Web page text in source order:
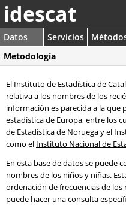
idescat
Datos Servicios
Metodología
El Instituto de Estadística de
relativa a los nombres de los
información es parecida a la
estadística de Europa, entre los
de Estadística de Noruega y el
como el Instituto Nacional de
En esta base de datos se puede
nombres de los niños y niñas.
ordenación de frecuencias de
puede hacer una consulta